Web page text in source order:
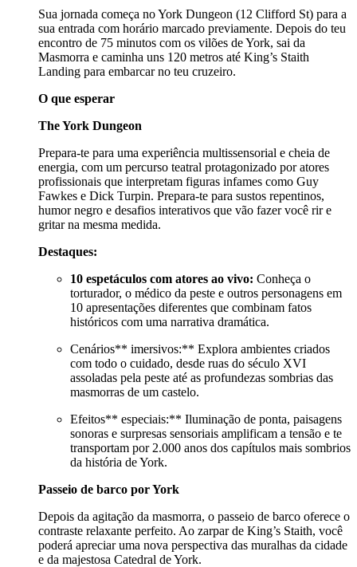
Sua jornada começa no York Dungeon (12 Clifford St) para a
sua entrada com horário marcado previamente. Depois do teu
encontro de 75 minutos com os vilões de York, sai da
Masmorra e caminha uns 120 metros até King’s Staith
Landing para embarcar no teu cruzeiro.
O que esperar
The York Dungeon
Prepara-te para uma experiência multissensorial e cheia de
energia, com um percurso teatral protagonizado por atores
profissionais que interpretam figuras infames como Guy
Fawkes e Dick Turpin. Prepara-te para sustos repentinos,
humor negro e desafios interativos que vão fazer você rir e
gritar na mesma medida.
Destaques:
10 espetáculos com atores ao vivo: Conheça o
torturador, o médico da peste e outros personagens em
10 apresentações diferentes que combinam fatos
históricos com uma narrativa dramática.
Cenários** imersivos:** Explora ambientes criados
com todo o cuidado, desde ruas do século XVI
assoladas pela peste até as profundezas sombrias das
masmorras de um castelo.
Efeitos** especiais:** Iluminação de ponta, paisagens
sonoras e surpresas sensoriais amplificam a tensão e te
transportam por 2.000 anos dos capítulos mais sombrios
da história de York.
Passeio de barco por York
Depois da agitação da masmorra, o passeio de barco oferece o
contraste relaxante perfeito. Ao zarpar de King’s Staith, você
poderá apreciar uma nova perspectiva das muralhas da cidade
e da majestosa Catedral de York.